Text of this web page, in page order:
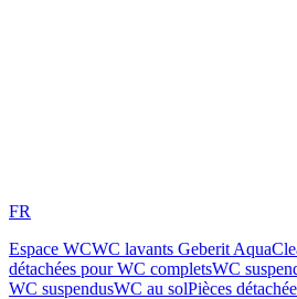
FR
Espace WCWC lavants Geberit
détachées pour WC completsWC
WC suspendusWC au solPièces